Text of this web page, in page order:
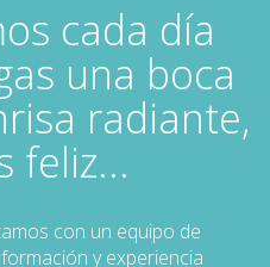
cada día
una boca
radiante,
feliz...
con un equipo de
y experiencia